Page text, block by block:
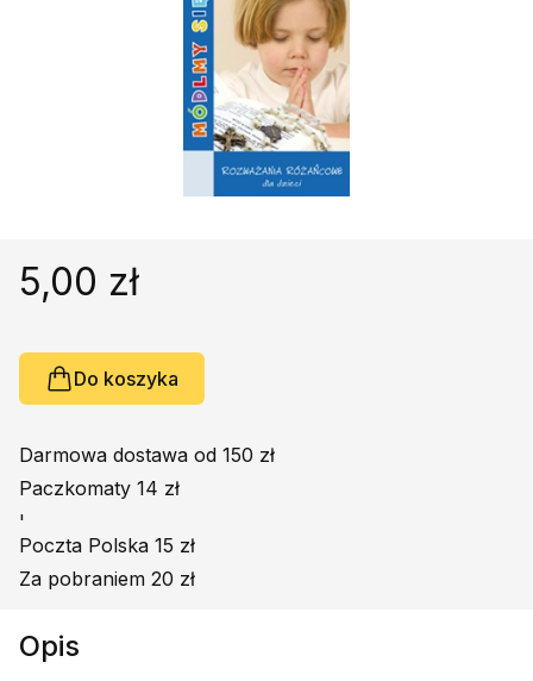
Książki obcojęzyczne
Poradniki, leksykony...
Podręczniki szkolne
Promocja
5,00 zł
Do koszyka
Darmowa dostawa od 150 zł
Paczkomaty 14 zł
'
Poczta Polska 15 zł
Za pobraniem 20 zł
Opis